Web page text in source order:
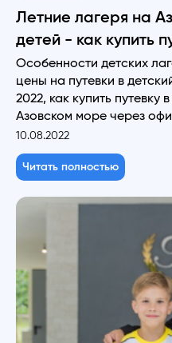
Летние лагеря на
детей - как купить
Особенности детских
цены на путевки в
2022, как купить путевку
Азовском море через
10.08.2022
Читать полностью